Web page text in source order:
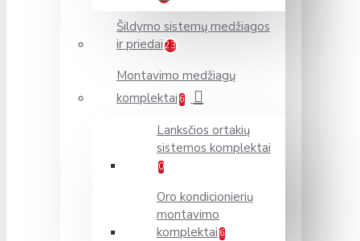
Šildymo sistemų medžiagos
ir priedai 23
Montavimo medžiagų
komplektai 6
Lanksčios ortakių
sistemos komplektai
0
Oro kondicionierių
montavimo
komplektai 6